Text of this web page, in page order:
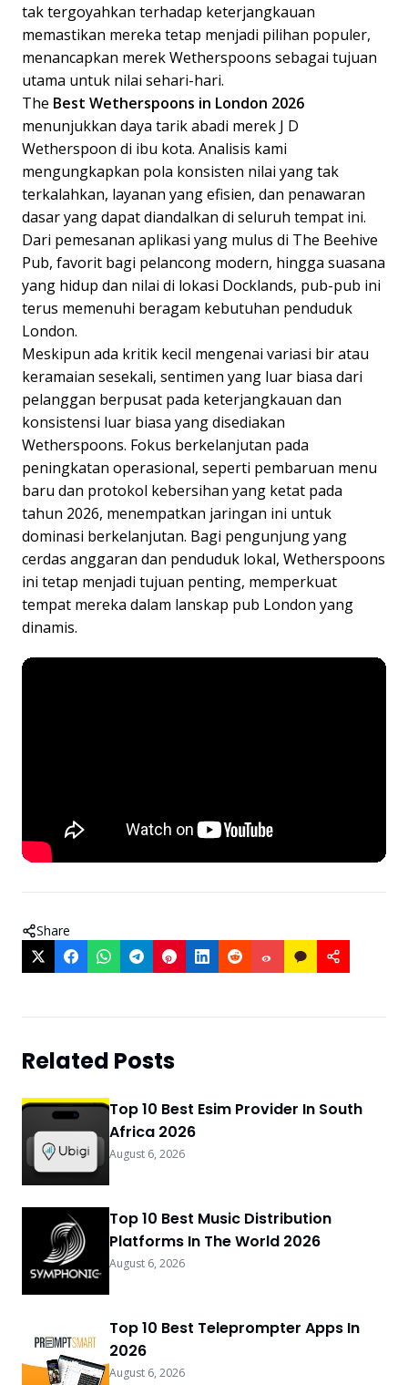
tak tergoyahkan terhadap keterjangkauan
memastikan mereka tetap menjadi pilihan populer,
menancapkan merek Wetherspoons sebagai tujuan
utama untuk nilai sehari-hari.
The Best Wetherspoons in London 2026
menunjukkan daya tarik abadi merek J D
Wetherspoon di ibu kota. Analisis kami
mengungkapkan pola konsisten nilai yang tak
terkalahkan, layanan yang efisien, dan penawaran
dasar yang dapat diandalkan di seluruh tempat ini.
Dari pemesanan aplikasi yang mulus di The Beehive
Pub, favorit bagi pelancong modern, hingga suasana
yang hidup dan nilai di lokasi Docklands, pub-pub ini
terus memenuhi beragam kebutuhan penduduk
London.
Meskipun ada kritik kecil mengenai variasi bir atau
keramaian sesekali, sentimen yang luar biasa dari
pelanggan berpusat pada keterjangkauan dan
konsistensi luar biasa yang disediakan
Wetherspoons. Fokus berkelanjutan pada
peningkatan operasional, seperti pembaruan menu
baru dan protokol kebersihan yang ketat pada
tahun 2026, menempatkan jaringan ini untuk
dominasi berkelanjutan. Bagi pengunjung yang
cerdas anggaran dan penduduk lokal, Wetherspoons
ini tetap menjadi tujuan penting, memperkuat
tempat mereka dalam lanskap pub London yang
dinamis.
Share
Related Posts
Top 10 Best Esim Provider In South
Africa 2026
August 6, 2026
Top 10 Best Music Distribution
Platforms In The World 2026
August 6, 2026
Top 10 Best Teleprompter Apps In
2026
August 6, 2026